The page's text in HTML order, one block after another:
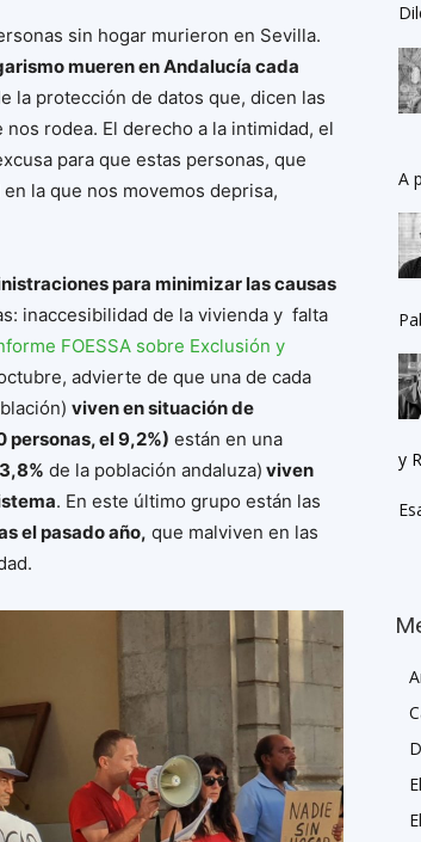
sin hogar murieron en Sevilla.
mueren en Andalucía cada
la protección de datos que, dicen las
rodea. El derecho a la intimidad, el
para que estas personas, que
la que nos movemos deprisa,
para minimizar las causas
inaccesibilidad de la vivienda y falta
FOESSA sobre Exclusión y
advierte de que una de cada
viven en situación de
personas, el 9,2%) están en una
de la población andaluza) viven
. En este último grupo están las
el pasado año, que malviven en las
A
y